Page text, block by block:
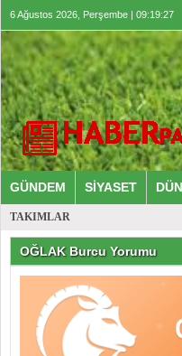
6 Ağustos 2026, Perşembe | 09:19:27
GÜNDEM SİYASET
TAKIMLAR
OĞLAK Burcu Yorumu